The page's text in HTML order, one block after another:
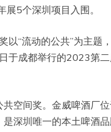
5个深圳项目入围。
以“流动的公共”为主题
于成都举行的2023第
空间奖。金威啤酒厂
深圳唯一的本土啤酒